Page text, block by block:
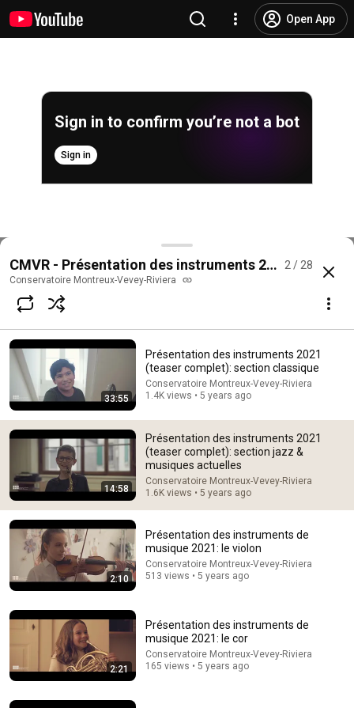
Open App
Sign in to confirm you’re not a bot
Sign in
Présentation des instruments 2021 (teaser
@conservatoiremontreux-veve7484 No likes more
Subscribe
Choices for families
Explore simpler, safer experiences for kids and
families
Learn more
صدق ولابد أن تصدق || سلسله معجزات || البابا كيرلس السادس||
كامله 2022
ترانيم • 221K views
CMVR - Présentation des instruments 20212 / 28
Conservatoire Montreux-Vevey-Riviera
33:55
Présentation des instruments 2021
(teaser complet): section classique
Conservatoire Montreux-Vevey-Riviera
1.4K views • 5 years ago
14:58
Présentation des instruments 2021
(teaser complet): section jazz &
musiques actuelles
Conservatoire Montreux-Vevey-Riviera
1.6K views • 5 years ago
2:10
Présentation des instruments de
musique 2021: le violon
Conservatoire Montreux-Vevey-Riviera
513 views • 5 years ago
2:21
Présentation des instruments de
musique 2021: le cor
Conservatoire Montreux-Vevey-Riviera
165 views • 5 years ago